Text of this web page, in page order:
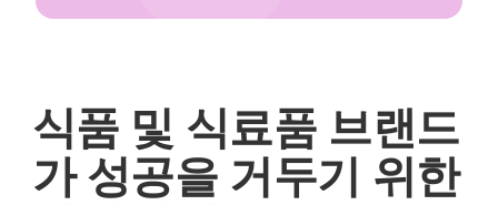
식품 및 식료품 브랜드
가 성공을 거두기 위한